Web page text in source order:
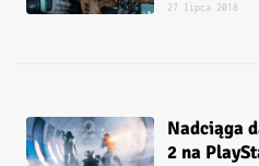
27 lipca 2018
Nadciąga
2 na